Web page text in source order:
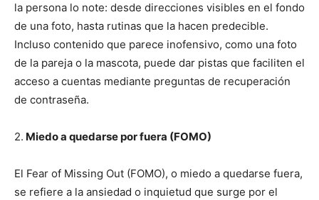
la persona lo note: desde direcciones visibles en el fondo
de una foto, hasta rutinas que la hacen predecible.
Incluso contenido que parece inofensivo, como una foto
de la pareja o la mascota, puede dar pistas que faciliten el
acceso a cuentas mediante preguntas de recuperación
de contraseña.
2. Miedo a quedarse por fuera (FOMO)
El Fear of Missing Out (FOMO), o miedo a quedarse fuera,
se refiere a la ansiedad o inquietud que surge por el